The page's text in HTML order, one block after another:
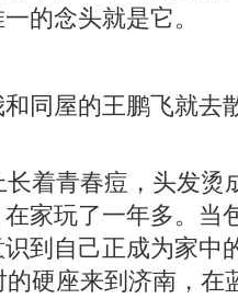
的念头就是它。
同屋的王鹏飞就去
着青春痘，头发烫
家玩了一年多。当
到自己正成为家中
硬座来到济南，在